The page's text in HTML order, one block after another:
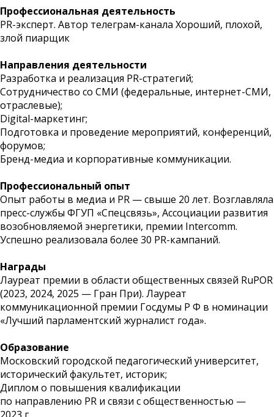
Профессиональная деятельность
PR-эксперт. Автор телеграм-канала Хороший, плохой,
злой пиарщик
Направления деятельности
Разработка и реализация PR-стратегий;
Сотрудничество со СМИ (федеральные, интернет-СМИ,
отраслевые);
Digital-маркетинг;
Подготовка и проведение мероприятий, конференций,
форумов;
Бренд-медиа и корпоративные коммуникации.
Профессиональный опыт
Опыт работы в медиа и PR — свыше 20 лет. Возглавляла
пресс-службы ФГУП «Спецсвязь», Ассоциации развития
возобновляемой энергетики, премии Intercomm.
Успешно реализовала более 30 PR-кампаний.
Награды
Лауреат премии в области общественных связей RuPOR
(2023, 2024, 2025 — Гран При). Лауреат
коммуникационной премии Госдумы Р Ф в номинации
«Лучший парламентский журналист года».
Образование
Московский городской педагогический университет,
исторический факультет, историк;
Диплом о повышения квалификации
по направлению PR и связи с общественностью —